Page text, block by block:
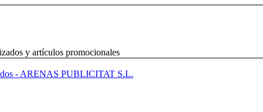
y artículos promocionales